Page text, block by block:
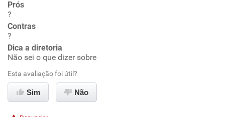
Conciliação com a vida familiar
Não recomenda esta empresa
Prós
?
Contras
?
Dica a diretoria
Não sei o que dizer sobre
Esta avaliação foi útil?
Sim Não